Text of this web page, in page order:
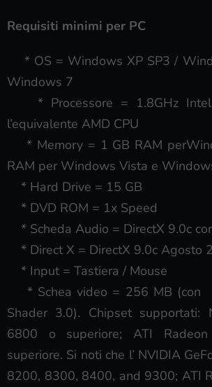
Requisiti minimi per PC
* OS = Windows XP SP3 /
Windows 7
* Processore = 1.8GHz
l’equivalente AMD CPU
* Memory = 1 GB RAM
RAM per Windows Vista e
* Hard Drive = 15 GB
* DVD ROM = 1x Speed
* Scheda Audio = DirectX 9.0c
* Direct X = DirectX 9.0c Agosto
* Input = Tastiera / Mouse
* Schea video = 256 MB (con
Shader 3.0). Chipset supportati:
6800 o superiore; ATI
superiore. Si noti che l’ NVIDIA
8200, 8300, 8400, and 9300; ATI